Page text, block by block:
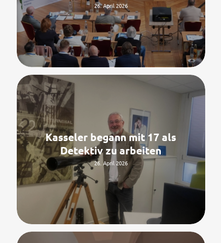
26. April 2026
Kasseler begann mit 17 als
Detektiv zu arbeiten
26. April 2026